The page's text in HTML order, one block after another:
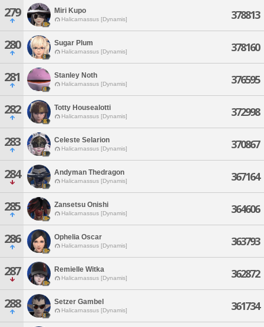
279 Miri Kupo
Halicarnassus [Dynamis] 378813
280 Sugar Plum
Halicarnassus [Dynamis] 378160
281 Stanley Noth
Halicarnassus [Dynamis] 376595
282 Totty Housealotti
Halicarnassus [Dynamis] 372998
283 Celeste Selarion
Halicarnassus [Dynamis] 370867
284 Andyman Thedragon
Halicarnassus [Dynamis] 367164
285 Zansetsu Onishi
Halicarnassus [Dynamis] 364606
286 Ophelia Oscar
Halicarnassus [Dynamis] 363793
287 Remielle Witka
Halicarnassus [Dynamis] 362872
288 Setzer Gambel
Halicarnassus [Dynamis] 361734